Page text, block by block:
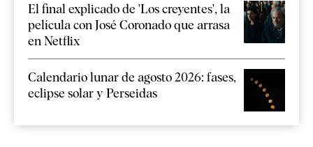
El final explicado de 'Los creyentes', la
película con José Coronado que arrasa
en Netflix
Calendario lunar de agosto 2026: fases,
eclipse solar y Perseidas